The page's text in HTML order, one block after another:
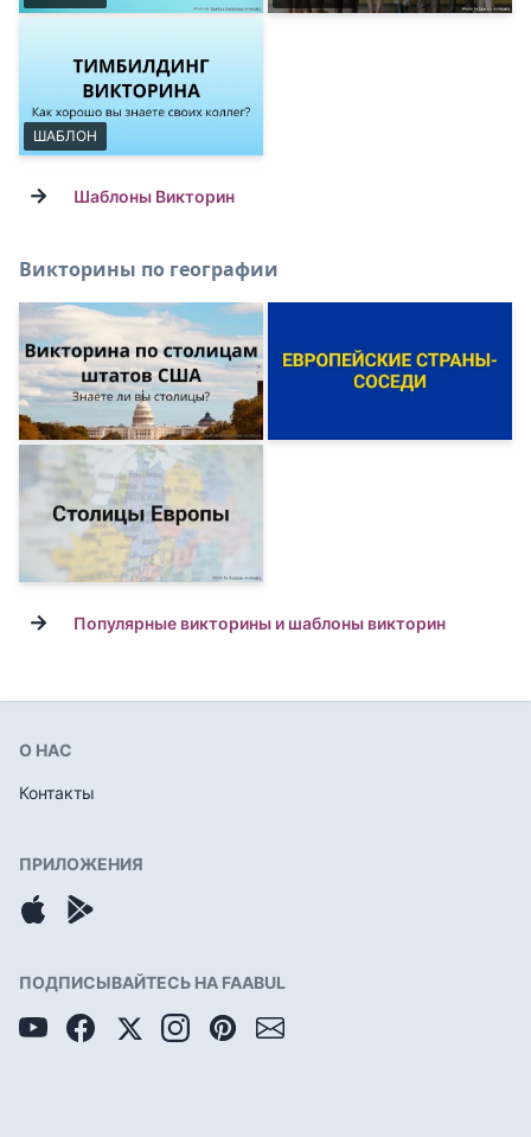
ШАБЛОН
→ Шаблоны Викторин
Викторины по географии
→ Популярные викторины и шаблоны викторин
О НАС
Контакты
ПРИЛОЖЕНИЯ
ПОДПИСЫВАЙТЕСЬ НА FAABUL